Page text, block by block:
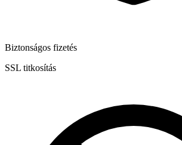
Biztonságos fizetés
SSL titkosítás